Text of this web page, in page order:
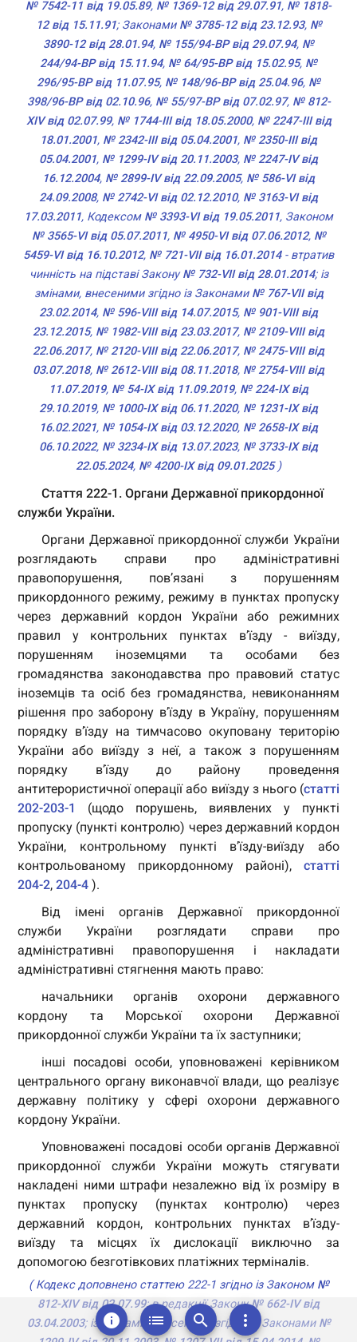
№ 7542-11 від 19.05.89, № 1369-12 від 29.07.91, № 1818-
12 від 15.11.91; Законами № 3785-12 від 23.12.93, №
3890-12 від 28.01.94, № 155/94-ВР від 29.07.94, №
244/94-ВР від 15.11.94, № 64/95-ВР від 15.02.95, №
296/95-ВР від 11.07.95, № 148/96-ВР від 25.04.96, №
398/96-ВР від 02.10.96, № 55/97-ВР від 07.02.97, № 812-
XIV від 02.07.99, № 1744-III від 18.05.2000, № 2247-III від
18.01.2001, № 2342-III від 05.04.2001, № 2350-III від
05.04.2001, № 1299-IV від 20.11.2003, № 2247-IV від
16.12.2004, № 2899-IV від 22.09.2005, № 586-VI від
24.09.2008, № 2742-VI від 02.12.2010, № 3163-VI від
17.03.2011, Кодексом № 3393-VI від 19.05.2011, Законом
№ 3565-VI від 05.07.2011, № 4950-VI від 07.06.2012, №
5459-VI від 16.10.2012, № 721-VII від 16.01.2014- втратив
чинність на підставі Закону№ 732-VII від 28.01.2014; із
змінами, внесеними згідно із Законами № 767-VII від
23.02.2014, № 596-VIII від 14.07.2015, № 901-VIII від
23.12.2015, № 1982-VIII від 23.03.2017, № 2109-VIII від
22.06.2017, № 2120-VIII від 22.06.2017, № 2475-VIII від
03.07.2018, № 2612-VIII від 08.11.2018, № 2754-VIII від
11.07.2019, № 54-IX від 11.09.2019, № 224-IX від
29.10.2019, № 1000-IX від 06.11.2020, № 1231-IX від
16.02.2021, № 1054-IX від 03.12.2020, № 2658-IX від
06.10.2022, № 3234-IX від 13.07.2023, № 3733-IX від
22.05.2024, № 4200-IX від 09.01.2025)
Стаття 222-1. Органи Державної прикордонної
служби України.
Органи Державної прикордонної служби України
розглядають справи про адміністративні
правопорушення, пов’язані з порушенням
прикордонного режиму, режиму в пунктах пропуску
через державний кордон України або режимних
правил у контрольних пунктах в’їзду - виїзду,
порушенням іноземцями та особами без
громадянства законодавства про правовий статус
іноземців та осіб без громадянства, невиконанням
рішення про заборону в’їзду в Україну, порушенням
порядку в’їзду на тимчасово окуповану територію
України або виїзду з неї, а також з порушенням
порядку в’їзду до району проведення
антитерористичної операції або виїзду з нього (статті
202-203-1
(щодо порушень, виявлених у пункті
пропуску (пункті контролю) через державний кордон
України, контрольному пункті в’їзду-виїзду або
контрольованому прикордонному районі), статті
204-2,204-4 ).
Від імені органів Державної прикордонної
служби України розглядати справи про
адміністративні правопорушення і накладати
адміністративні стягнення мають право:
начальники органів охорони державного
кордону та Морської охорони Державної
прикордонної служби України та їх заступники;
інші посадові особи, уповноважені керівником
центрального органу виконавчої влади, що реалізує
державну політику у сфері охорони державного
кордону України.
Уповноважені посадові особи органів Державної
прикордонної служби України можуть стягувати
накладені ними штрафи незалежно від їх розміру в
пунктах пропуску (пунктах контролю) через
державний кордон, контрольних пунктах в’їзду-
виїзду та місцях їх дислокації виключно за
допомогою безготівкових платіжних терміналів.
( Кодекс доповнено статтею 222-1 згідно із Законом №
812-XIV від 02.07.99; в редакції Закону№ 662-IV від
03.04.2003; із змінами, внесеними згідно із Законами №
info list search more_vert